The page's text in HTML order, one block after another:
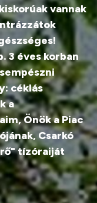
vannak
3 éves korban
céklás
a
Önök a Piac
Csarkó
tízóraiját